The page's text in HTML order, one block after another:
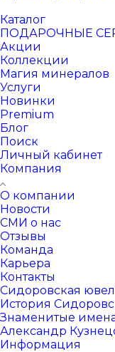
Каталог
ПОДАРОЧНЫЕ
Акции
Коллекции
Магия минералов
Услуги
Новинки
Premium
Блог
Поиск
Личный кабинет
Компания
О компании
Новости
СМИ о нас
Отзывы
Команда
Карьера
Контакты
Сидоровская
История
Знаменитые
Александр
Информация